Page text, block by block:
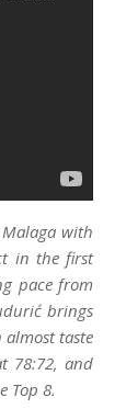
Malaga with
in the first
pace from
brings
taste
78:72, and
Top 8.